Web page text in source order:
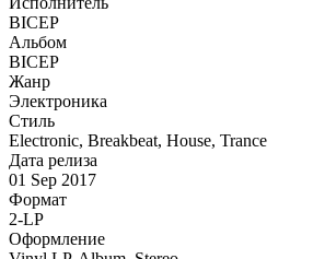
BICEP
Альбом
BICEP
Жанр
Электроника
Стиль
Electronic, Breakbeat, House, Trance
Дата релиза
01 Sep 2017
Формат
2-LP
Оформление